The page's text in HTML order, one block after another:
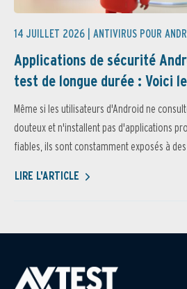
14 JUILLET 2026 | ANTIVIRUS POUR
Applications de sécurité
test de longue durée : Voici
Même si les utilisateurs d'Android ne
douteux et n'installent pas d'applications
fiables, ils sont constamment exposés à
LIRE L'ARTICLE